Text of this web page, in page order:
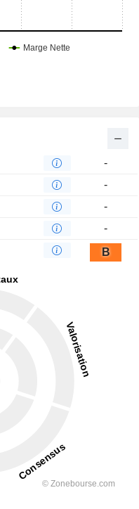
-
-
-
-
B